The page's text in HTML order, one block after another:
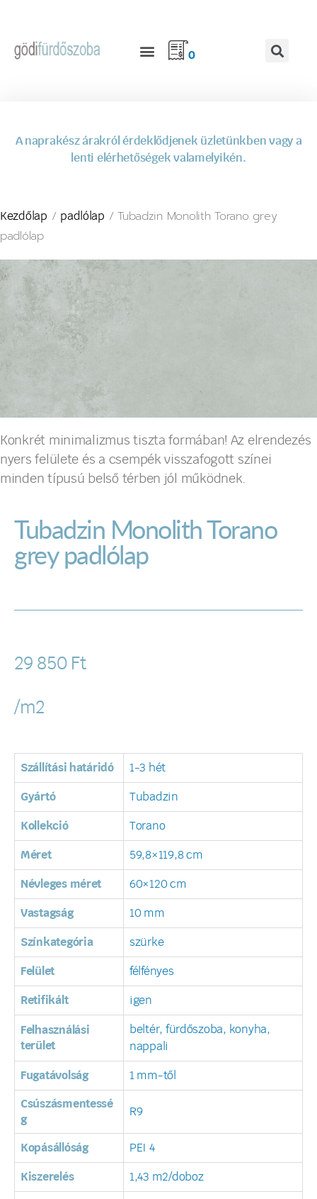
0
A naprakész árakról érdeklődjenek üzletünkben vagy a
lenti elérhetőségek valamelyikén.
Kezdőlap / padlólap / Tubadzin Monolith Torano grey
padlólap
Konkrét minimalizmus tiszta formában! Az elrendezés
nyers felülete és a csempék visszafogott színei
minden típusú belső térben jól működnek.
Tubadzin Monolith Torano
grey padlólap
29 850 Ft
/m2
Szállítási határidó 1-3 hét
Gyártó Tubadzin
Kollekció Torano
Méret 59,8×119,8 cm
Névleges méret 60×120 cm
Vastagság 10 mm
Színkategória szürke
Felület félfényes
Retifikált igen
Felhasználási
terület
beltér, fürdőszoba, konyha,
nappali
Fugatávolság 1 mm-től
Csúszásmentessé
g
R9
Kopásállóság PEI 4
Kiszerelés 1,43 m2/doboz